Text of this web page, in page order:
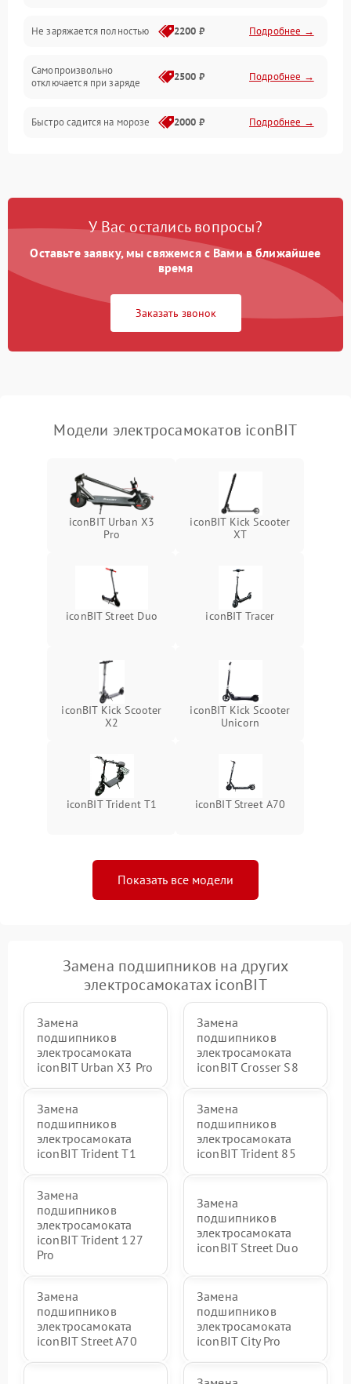
Не заряжается полностью 2200 ₽ Подробнее →
Самопроизвольно
отключается при заряде
2500 ₽ Подробнее →
Быстро садится на морозе 2000 ₽ Подробнее →
У Вас остались вопросы?
Оставьте заявку, мы свяжемся с Вами в ближайшее
время
Заказать звонок
Модели электросамокатов iconBIT
iconBIT Urban X3
Pro
iconBIT Kick Scooter
XT
iconBIT Street Duo iconBIT Tracer
iconBIT Kick Scooter
X2
iconBIT Kick Scooter
Unicorn
iconBIT Trident T1 iconBIT Street A70
Показать все модели
Замена подшипников на других
электросамокатах iconBIT
Замена
подшипников
электросамоката
iconBIT Urban X3 Pro
Замена
подшипников
электросамоката
iconBIT Crosser S8
Замена
подшипников
электросамоката
iconBIT Trident T1
Замена
подшипников
электросамоката
iconBIT Trident 85
Замена
подшипников
электросамоката
iconBIT Trident 127
Pro
Замена
подшипников
электросамоката
iconBIT Street Duo
Замена
подшипников
электросамоката
iconBIT Street A70
Замена
подшипников
электросамоката
iconBIT City Pro